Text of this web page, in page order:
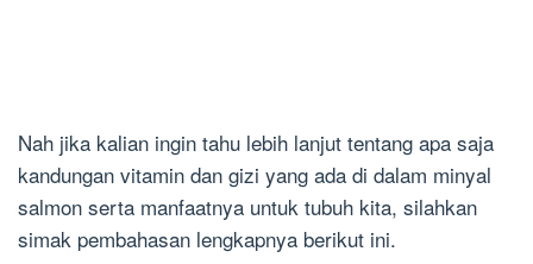
Nah jika kalian ingin tahu lebih lanjut tentang apa saja
kandungan vitamin dan gizi yang ada di dalam minyal
salmon serta manfaatnya untuk tubuh kita, silahkan
simak pembahasan lengkapnya berikut ini.